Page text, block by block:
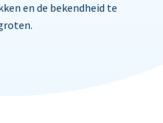
en de bekendheid te